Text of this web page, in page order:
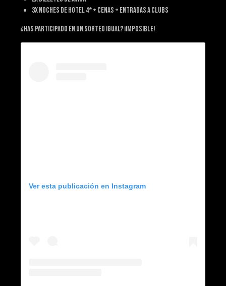
3x noches de hotel 4* + cenas + entradas a clubs
¿has participado en un sorteo igual? ¡Imposible!
Ver esta publicación en Instagram